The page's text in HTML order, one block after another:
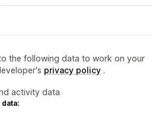
the following data to work on your
privacy policy .
activity data